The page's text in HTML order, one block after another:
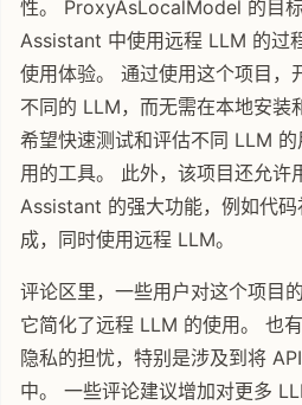
性。 ProxyAsLocalModel 的目
Assistant 中使用远程 LLM 的过
使用体验。 通过使用这个项目，
不同的 LLM，而无需在本地安装
希望快速测试和评估不同 LLM
用的工具。 此外，该项目还允
Assistant 的强大功能，例如代
成，同时使用远程 LLM。
评论区里，一些用户对这个项目
它简化了远程 LLM 的使用。 也
隐私的担忧，特别是涉及到将
中。 一些评论建议增加对更多